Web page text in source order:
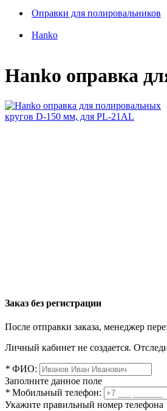
Оправки для полировальников
Hanko
Hanko оправка
Заказ без регистрации
После отправки заказа, менеджер
Личный кабинет не создается.
* ФИО:
Заполните данное поле
* Мобильный телефон:
Укажите правильный номер телефона